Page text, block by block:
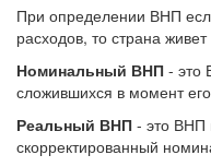
При определении ВНП
расходов, то страна живет
Номинальный ВНП - это
сложившихся в момент
Реальный ВНП - это ВНП
скорректированный